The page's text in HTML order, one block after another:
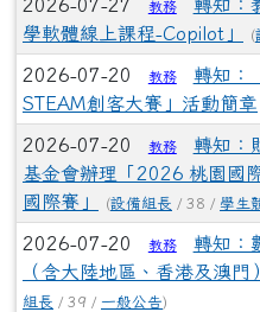
2026-07-27 教務
轉知：
學軟體線上課程-Copilot」
(
2026-07-20 教務
轉知：
STEAM創客大賽」活動簡章
2026-07-20 教務
轉知：
基金會辦理「2026 桃園國
國際賽」
(設備組長 / 38 / 學生
2026-07-20 教務
轉知：
（含大陸地區、香港及澳門
組長 / 39 / 一般公告)